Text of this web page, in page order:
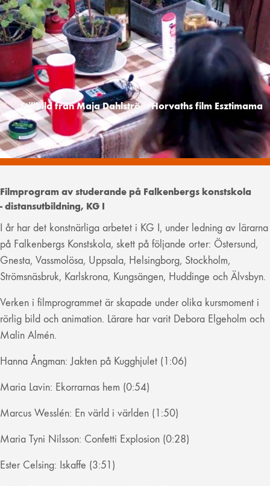
Stillbild från Maja Dahlström Horvaths film Esztimama
Filmprogram av studerande på Falkenbergs konstskola
- distansutbildning, KG I
I år har det konstnärliga arbetet i KG I, under ledning av lärarna
på Falkenbergs Konstskola, skett på följande orter: Östersund,
Gnesta, Vassmolösa, Uppsala, Helsingborg, Stockholm,
Strömsnäsbruk, Karlskrona, Kungsängen, Huddinge och Älvsbyn.
Verken i filmprogrammet är skapade under olika kursmoment i
rörlig bild och animation. Lärare har varit Debora Elgeholm och
Malin Almén.
Hanna Ångman: Jakten på Kugghjulet (1:06)
Maria Lavin: Ekorrarnas hem (0:54)
Marcus Wesslén: En värld i världen (1:50)
Maria Tyni Nilsson: Confetti Explosion (0:28)
Ester Celsing: Iskaffe (3:51)